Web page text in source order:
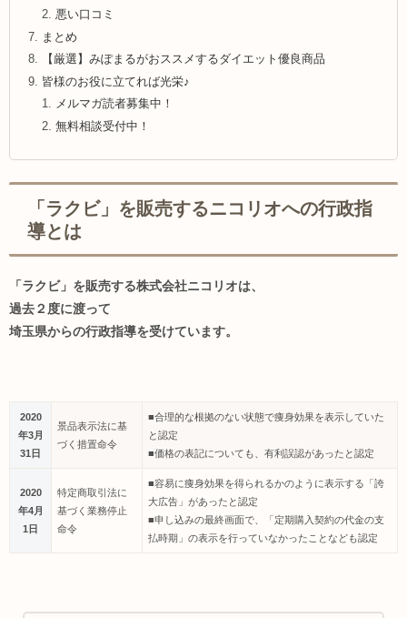
悪い口コミ
まとめ
【厳選】みぽまるがおススメするダイエット優良商品
皆様のお役に立てれば光栄♪
メルマガ読者募集中！
無料相談受付中！
「ラクビ」を販売するニコリオへの行政指
導とは
「ラクビ」を販売する株式会社ニコリオは、
過去２度に渡って
埼玉県からの行政指導を受けています。
2020
年3月
31日
景品表示法に基
づく措置命令
■合理的な根拠のない状態で痩身効果を表示していた
と認定
■価格の表記についても、有利誤認があったと認定
2020
年4月
1日
特定商取引法に
基づく業務停止
命令
■容易に痩身効果を得られるかのように表示する「誇
大広告」があったと認定
■申し込みの最終画面で、「定期購入契約の代金の支
払時期」の表示を行っていなかったことなども認定